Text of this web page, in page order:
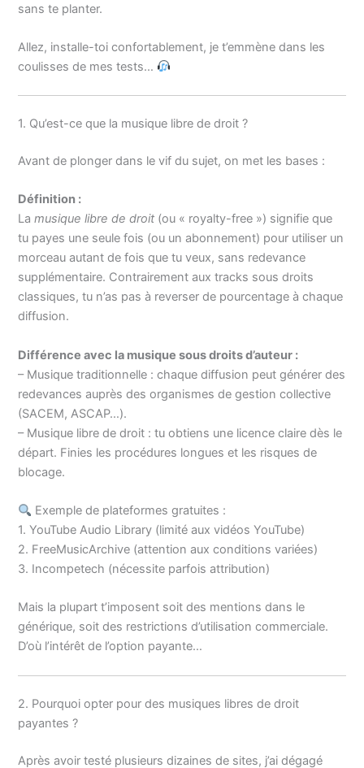
sans te planter.
Allez, installe-toi confortablement, je t’emmène dans les
coulisses de mes tests…
1. Qu’est-ce que la musique libre de droit ?
Avant de plonger dans le vif du sujet, on met les bases :
Définition :
Lamusique libre de droit (ou « royalty-free ») signifie que
tu payes une seule fois (ou un abonnement) pour utiliser un
morceau autant de fois que tu veux, sans redevance
supplémentaire. Contrairement aux tracks sous droits
classiques, tu n’as pas à reverser de pourcentage à chaque
diffusion.
Différence avec la musique sous droits d’auteur :
– Musique traditionnelle : chaque diffusion peut générer des
redevances auprès des organismes de gestion collective
(SACEM, ASCAP…).
– Musique libre de droit : tu obtiens une licence claire dès le
départ. Finies les procédures longues et les risques de
blocage.
Exemple de plateformes gratuites :
1. YouTube Audio Library (limité aux vidéos YouTube)
2. FreeMusicArchive (attention aux conditions variées)
3. Incompetech (nécessite parfois attribution)
Mais la plupart t’imposent soit des mentions dans le
générique, soit des restrictions d’utilisation commerciale.
D’où l’intérêt de l’option payante…
2. Pourquoi opter pour des musiques libres de droit
payantes ?
Après avoir testé plusieurs dizaines de sites, j’ai dégagé